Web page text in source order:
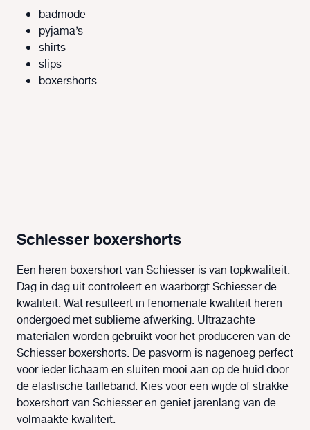
badmode
pyjama’s
shirts
slips
boxershorts
Schiesser boxershorts
Een heren boxershort van Schiesser is van topkwaliteit.
Dag in dag uit controleert en waarborgt Schiesser de
kwaliteit. Wat resulteert in fenomenale kwaliteit heren
ondergoed met sublieme afwerking. Ultrazachte
materialen worden gebruikt voor het produceren van de
Schiesser boxershorts. De pasvorm is nagenoeg perfect
voor ieder lichaam en sluiten mooi aan op de huid door
de elastische tailleband. Kies voor een wijde of strakke
boxershort van Schiesser en geniet jarenlang van de
volmaakte kwaliteit.